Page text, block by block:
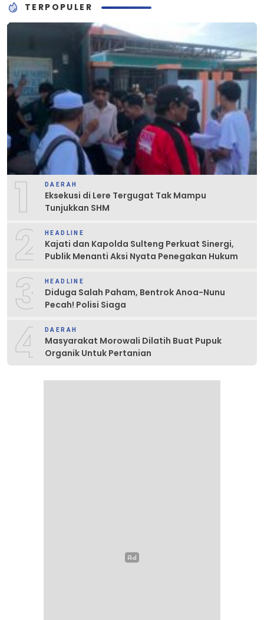
TERPOPULER
1 DAERAH
Eksekusi di Lere Tergugat Tak Mampu
Tunjukkan SHM
2 HEADLINE
Kajati dan Kapolda Sulteng Perkuat Sinergi,
Publik Menanti Aksi Nyata Penegakan Hukum
3 HEADLINE
Diduga Salah Paham, Bentrok Anoa-Nunu
Pecah! Polisi Siaga
4 DAERAH
Masyarakat Morowali Dilatih Buat Pupuk
Organik Untuk Pertanian